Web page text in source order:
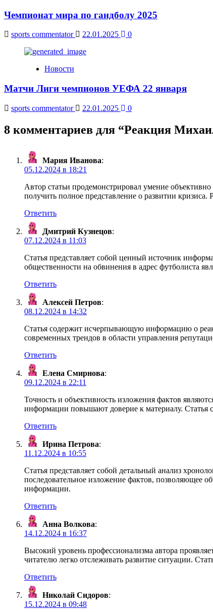
Чемпионат мира по гандболу 2025
sports commentator 22.01.2025 0
Новости
Матчи Лиги чемпионов УЕФА 22 января
sports commentator 22.01.2025 0
8 комментариев для “Реакция
Мария Иванова:
05.12.2024 в 18:21
Автор статьи продемонстрировал умение
получить полное представление о развитии
Ответить
Дмитрий Кузнецов:
07.12.2024 в 11:03
Статья представляет собой ценный источник
общественности на обвинения в адрес футболиста
Ответить
Алексей Петров:
08.12.2024 в 14:32
Статья содержит исчерпывающую информацию о
современных трендов в области управления
Ответить
Елена Смирнова:
09.12.2024 в 22:11
Точность и объективность изложения фактов
информации повышают доверие к материалу. Статья
Ответить
Ирина Петрова:
11.12.2024 в 10:55
Статья представляет собой детальный анализ
последовательное изложение фактов, позволяющее
информации.
Ответить
Анна Волкова:
14.12.2024 в 16:37
Высокий уровень профессионализма автора
читателю легко отслеживать развитие ситуации.
Ответить
Николай Сидоров:
15.12.2024 в 09:48